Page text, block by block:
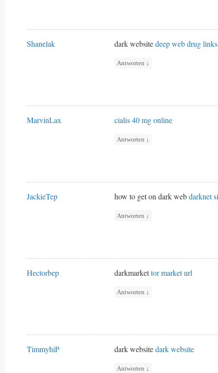
Shanelak dark websitedeep web drug links
Antworten ↓
MarvinLax cialis 40 mg online
Antworten ↓
JackieTep how to get on dark webdarknet
Antworten ↓
Hectorbep darkmarkettor market url
Antworten ↓
TimmyhiP dark websitedark website
Antworten ↓